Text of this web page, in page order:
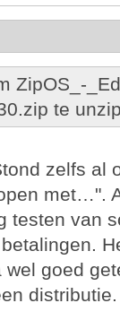
ZipOS_-
te
zelfs al
met…".
testen van
goed